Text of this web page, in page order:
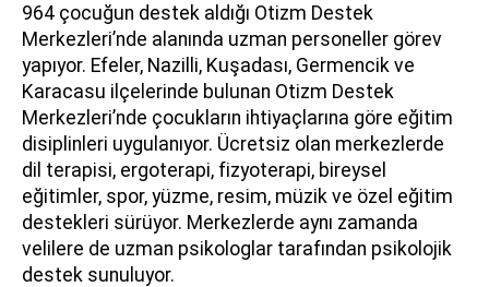
964 çocuğun destek aldığı Otizm Destek
Merkezleri’nde alanında uzman personeller görev
yapıyor. Efeler, Nazilli, Kuşadası, Germencik ve
Karacasu ilçelerinde bulunan Otizm Destek
Merkezleri’nde çocukların ihtiyaçlarına göre eğitim
disiplinleri uygulanıyor. Ücretsiz olan merkezlerde
dil terapisi, ergoterapi, fizyoterapi, bireysel
eğitimler, spor, yüzme, resim, müzik ve özel eğitim
destekleri sürüyor. Merkezlerde aynı zamanda
velilere de uzman psikologlar tarafından psikolojik
destek sunuluyor.